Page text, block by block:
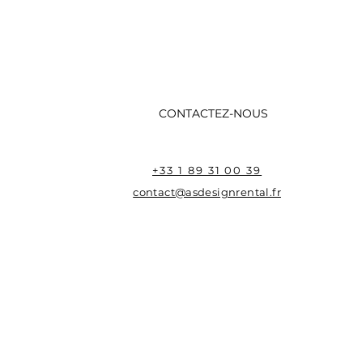
CONTACTEZ-NOUS
+33 1 89 31 00 39
contact@asdesignrental.fr